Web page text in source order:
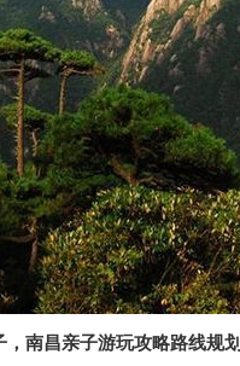
南昌亲子游玩攻略路线规划